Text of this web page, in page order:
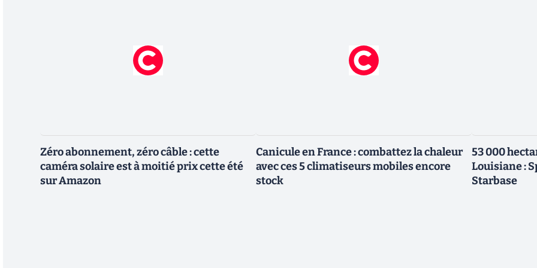
Zéro abonnement, zéro câble : cette
caméra solaire est à moitié prix cette été
sur Amazon
Canicule en France : combattez la chaleur
avec ces 5 climatiseurs mobiles encore
stock
53 000
Louisiane :
Starbase